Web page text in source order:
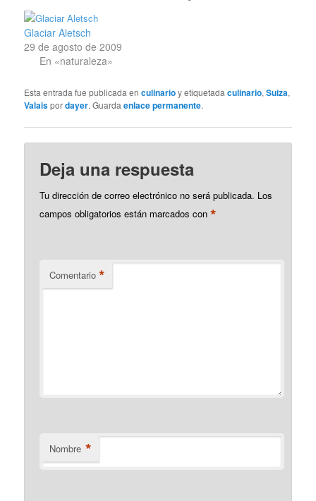
Vaud, Valaïs y Laussane,
según orden de
aparición, y que de
manera resumida ya lo
describen bien en la web
Glaciar Aletsch
29 de agosto de 2009
En «naturaleza»
Esta entrada fue publicada enculinarioy etiquetadaculinario,Suiza,
Valaispordayer. Guardaenlace permanente.
Deja una respuesta
Tu dirección de correo electrónico no será publicada. Los
campos obligatorios están marcados con*
Comentario *
Nombre *